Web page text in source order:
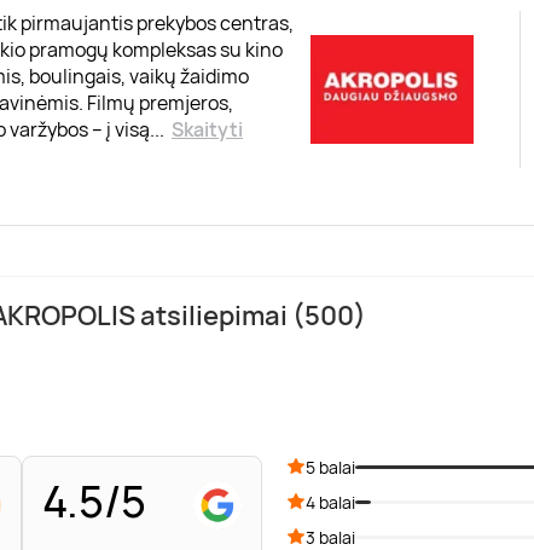
pirmaujantis prekybos centras,
pramogų kompleksas su kino
boulingais, vaikų žaidimo
Filmų premjeros,
– į visą... Skaityti
atsiliepimai (500)
4.5/5
5 balai
4 balai
3 balai